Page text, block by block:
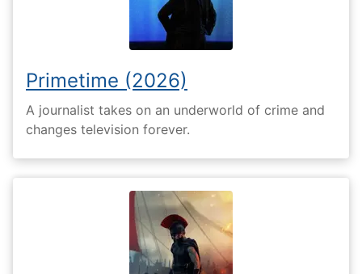
Primetime (2026)
A journalist takes on an underworld of crime and
changes television forever.